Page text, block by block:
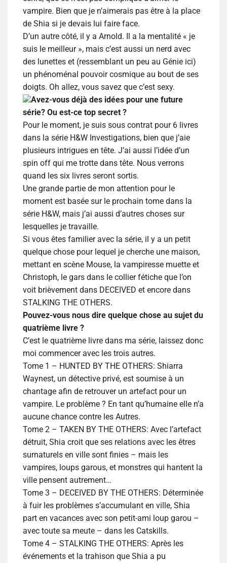
vampire. Bien que je n’aimerais pas être à la place
de Shia si je devais lui faire face.
D’un autre côté, il y a Arnold. Il a la mentalité « je
suis le meilleur », mais c’est aussi un nerd avec
des lunettes et (ressemblant un peu au Génie ici)
un phénoménal pouvoir cosmique au bout de ses
doigts. Oh allez, vous savez que c’est sexy.
Avez-vous déjà des idées pour une future
série? Ou est-ce top secret ?
Pour le moment, je suis sous contrat pour 6 livres
dans la série H&W Investigations, bien que j’aie
plusieurs intrigues en tête. J’ai aussi l’idée d’un
spin off qui me trotte dans tête. Nous verrons
quand les six livres seront sortis.
Une grande partie de mon attention pour le
moment est basée sur le prochain tome dans la
série H&W, mais j’ai aussi d’autres choses sur
lesquelles je travaille.
Si vous êtes familier avec la série, il y a un petit
quelque chose pour lequel je cherche une maison,
mettant en scène Mouse, la vampiresse muette et
Christoph, le gars dans le collier fétiche que l’on
voit brièvement dans DECEIVED et encore dans
STALKING THE OTHERS.
Pouvez-vous nous dire quelque chose au sujet du
quatrième livre ?
C’est le quatrième livre dans ma série, laissez donc
moi commencer avec les trois autres.
Tome 1 – HUNTED BY THE OTHERS: Shiarra
Waynest, un détective privé, est soumise à un
chantage afin de retrouver un artefact pour un
vampire. Le problème ? En tant qu’humaine elle n’a
aucune chance contre les Autres.
Tome 2 – TAKEN BY THE OTHERS: Avec l’artefact
détruit, Shia croit que ses relations avec les êtres
surnaturels en ville sont finies – mais les
vampires, loups garous, et monstres qui hantent la
ville pensent autrement…
Tome 3 – DECEIVED BY THE OTHERS: Déterminée
à fuir les problèmes s’accumulant en ville, Shia
part en vacances avec son petit-ami loup garou –
avec toute sa meute – dans les Catskills.
Tome 4 – STALKING THE OTHERS: Après les
événements et la trahison que Shia a pu